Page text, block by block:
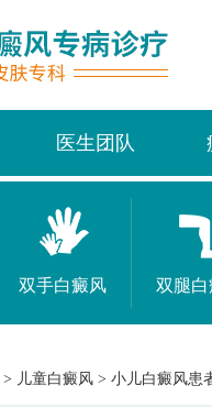
医生团队
双手白癜风 双腿
> 儿童白癜风 > 小儿白癜风患